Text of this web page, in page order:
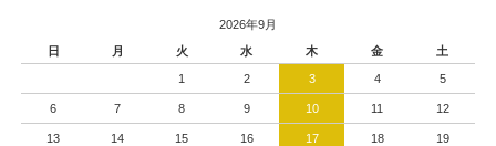
2026年9月
日
月 火 水 木 金 土
1 2 3 4 5
6 7 8 9 10 11 12
13 14 15 16 17 18 19